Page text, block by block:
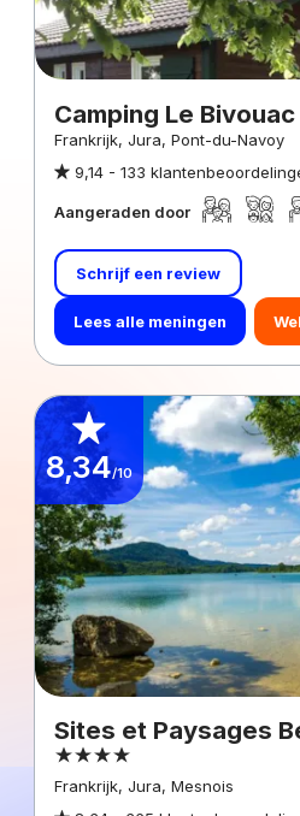
Camping Le Bivouac
Frankrijk, Jura, Pont-du-Navoy
9,14 - 133
Aangeraden door
Schrijf een review
Lees alle meningen
8,34/10
Sites et Paysages
Frankrijk, Jura, Mesnois